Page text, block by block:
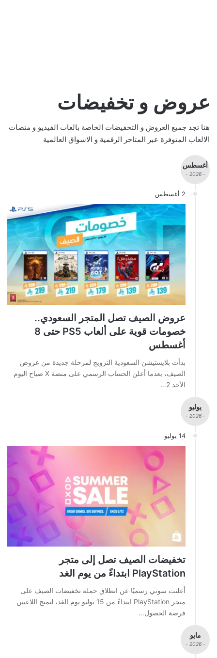
عروض و تخفيضات
هنا تجد جميع العروض و التخفيضات الخاصة بالعاب الفيديو و منصات
الالعاب المتوفرة عبر المتاجر الرقمية و الاسواق العالمية
أغسطس
- 2026 -
2 أغسطس
عروض الصيف تصل المتجر السعودي..
خصومات قوية على ألعاب PS5 حتى 8
أغسطس
بدأت بلايستيشن السعودية الترويج لمرحلة جديدة من عروض
الصيف، بعدما أعلن الحساب الرسمي على منصة X صباح اليوم
الأحد 2…
يوليو
- 2026 -
14 يوليو
تخفيضات الصيف تصل إلى متجر
PlayStation ابتداءً من يوم الغد
أعلنت سوني رسميًا عن انطلاق حملة تخفيضات الصيف على
متجر PlayStation ابتداءً من 15 يوليو يوم الغد، لتمنح اللاعبين
فرصة الحصول…
مايو
- 2026 -